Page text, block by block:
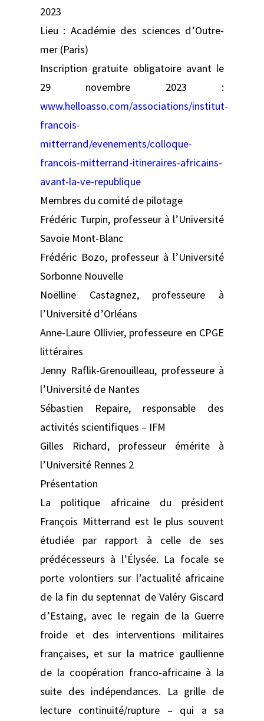
2023
Lieu : Académie des sciences d’Outre-
mer (Paris)
Inscription gratuite obligatoire avant le
29 novembre 2023 :
www.helloasso.com/associations/institut-
francois-
mitterrand/evenements/colloque-
francois-mitterrand-itineraires-africains-
avant-la-ve-republique
Membres du comité de pilotage
Frédéric Turpin, professeur à l’Université
Savoie Mont-Blanc
Frédéric Bozo, professeur à l’Université
Sorbonne Nouvelle
Noëlline Castagnez, professeure à
l’Université d’Orléans
Anne-Laure Ollivier, professeure en CPGE
littéraires
Jenny Raflik-Grenouilleau, professeure à
l’Université de Nantes
Sébastien Repaire, responsable des
activités scientifiques – IFM
Gilles Richard, professeur émérite à
l’Université Rennes 2
Présentation
La politique africaine du président
François Mitterrand est le plus souvent
étudiée par rapport à celle de ses
prédécesseurs à l’Élysée. La focale se
porte volontiers sur l’actualité africaine
de la fin du septennat de Valéry Giscard
d’Estaing, avec le regain de la Guerre
froide et des interventions militaires
françaises, et sur la matrice gaullienne
de la coopération franco-africaine à la
suite des indépendances. La grille de
lecture continuité/rupture – qui a sa